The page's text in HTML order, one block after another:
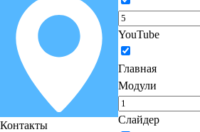
Контакты
YouTube
Главная
Модули
Слайдер